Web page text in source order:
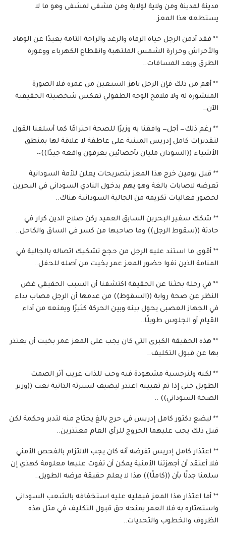
مدينة لمدينة ومن ولاية لولاية ومن مشفى لمشفى وهو ما لا
يستطعه هذا المعز..
** فقد أدمن الرجل حياة الرفاه والرغد والراحة التامة بعيدًا عن الوهاد
والأحراش وحرارة الشمس الملتهبة وانقطاع الكهرباء ووعورة
الطرق وبعد المسافات..
** أهم من ذلك فإن الرجل ناهز السبعين من عمره فلا الصورة
المنشورة له ولا ملامح الوجه الطفولي تعكس شخصيته الحقيقية
الآن..
** رغم ذلك— أجل— وافقنا به وزيرًا للصحة احترامًا كما أسلفنا القول
لتقديرات كامل إدريس المبنية على عاطفة لا علاقة لها بمنطق
الأشياء ((السودان مليان بأخصائين يعرفون واقعه جيدًا))٠٠
** قبل يومين خرج هذا المعز بتصريحات يعلن للأمة السودانية
تعرضه لاصابات بالغة وهو يهم بدخول النادي السوداني في البحرين
لحضور فعاليات تكريمه من الجالية السودانية هناك..
** شكك سفير البحرين السابق العميد ركن صلاح الدين كرار في
حادثة ((سقوط الرجل)) وما صاحبها من كسر في الساق والكاحل..
** أقوى ما استند عليه الرجل من حجج تشكيك اتصاله بالجالية في
المنامة الذين نفوا حضور المعز عمر بخيت من أصله للحفل..
** في رحلة بحثنا عن الحقيقة اكتشفنا أن السبب الحقيقي غض
النظر عن صحة رواية ((السقوط)) من عدمها أن الرجل مصاب بداء
في الجهاز العصبى يحول بينه وبين الحركة كثيرًا ويمنعه من أداء
القيام أو الجلوس طويلًا..
** هذه الحقيقة الكبرى التي كان يجب على المعز عمر بخيت أن يعتذر
بها عن قبول التكليف..
** لكنه ولنرجسية مشهودة فيه وحب للذات غريب آثر الصمت
الطويل حتى إذا تم تعيينه اعتذر ليضيف لسيرته الذاتية نعت ((وزير
الصحة السوداني)) ..
** ليضع دكتور كامل إدريس في حرج بالغ يحتاج منه لتدبر وحكمة لكن
قبل ذلك يجب عليهما الخروج للرأي العام معتذرين..
** اعتذار كامل إدريس تفرضه أنه كان يجب الالتزام بالفحص الأمني
فلا أعتقد أن أجهزتنا الأمنية يمكن أن تفوت عليها معلومة كهذي إن
سلمنا جدلًا بأن ((كاملًا)) هذا لا يعلم حقيقة مرضه الطويل..
** أما اعتذار هذا المعز فيمليه عليه استخفافه بالشعب السوداني
واستهتاره به فلا العمر يمنحه حق قبول التكليف في مثل هذه
الظروف والخطوب والتحديات..